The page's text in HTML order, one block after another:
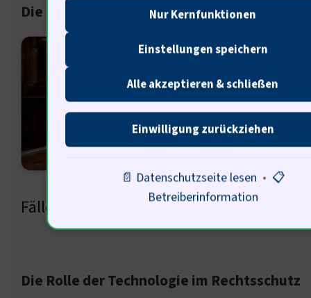
Die Kultur der Rechtsprechung in
sich
auf
Fälle reagieren? Was denkt der nächste
Die Rolle der Technologie im Rechtsschutz
Nur Kernfunktionen
Einstellungen speichern
Alle akzeptieren & schließen
Einwilligung zurückziehen
📄 Datenschutzseite lesen • 📋
Betreiberinformation